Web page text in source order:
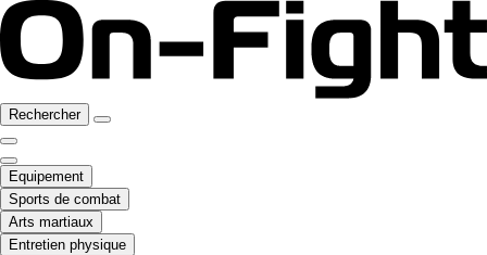
Rechercher
Equipement
Sports de combat
Arts martiaux
Entretien physique